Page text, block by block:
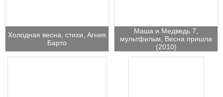
Холодная весна, стихи, Агния
Барто
Маша и Медведь 7,
мультфильм, Весна пришла
(2010)